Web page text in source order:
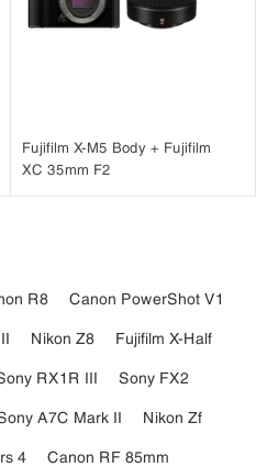
Fujifilm X-M5 Body + Fujifilm
XC 35mm F2
R8
Canon PowerShot V1
Nikon Z8
Fujifilm X-Half
RX1R III
Sony FX2
A7C Mark II
Nikon Zf
4
Canon RF 85mm